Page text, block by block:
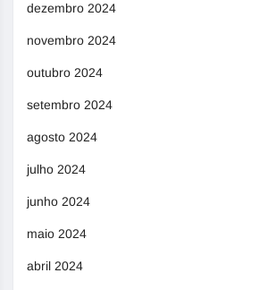
dezembro 2024
novembro 2024
outubro 2024
setembro 2024
agosto 2024
julho 2024
junho 2024
maio 2024
abril 2024